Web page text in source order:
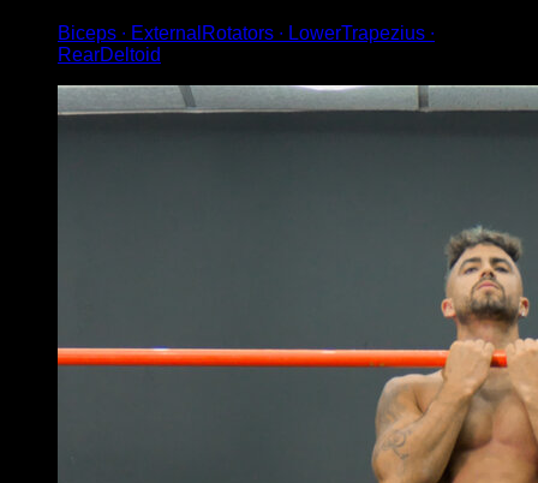
Biceps ∙ ExternalRotators ∙ LowerTrapezius ∙
RearDeltoid